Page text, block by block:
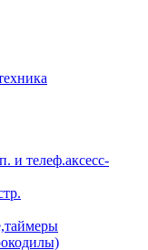
и телеф.аксесс-